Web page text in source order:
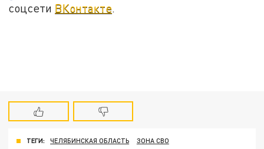
соцсети ВКонтакте
ТЕГИ: ЧЕЛЯБИНСКАЯ ОБЛАСТЬ
ЗОНА СВО